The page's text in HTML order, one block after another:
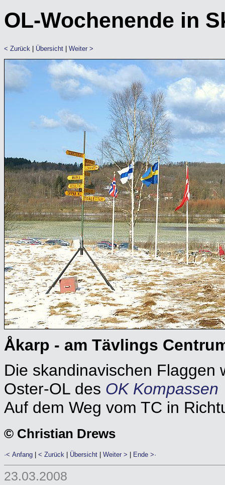
OL-Wochenende in
< Zurück Übersicht Weiter >
Åkarp - am Tävlings
Die skandinavischen Flaggen
Oster-OL des OK Kompassen
Auf dem Weg vom TC in
© Christian Drews
·< Anfang < Zurück Übersicht Weiter > Ende >·
23.03.2008